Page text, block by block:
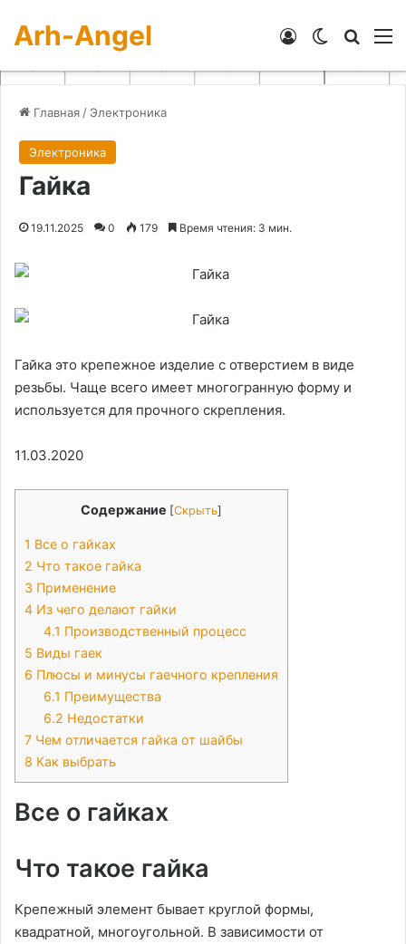
Arh-Angel Switch skin
Войти
Главная / Электроника
Электроника
Гайка
19.11.2025 0 179 Время чтения: 3 мин.
Гайка это крепежное изделие с отверстием в виде
резьбы. Чаще всего имеет многогранную форму и
используется для прочного скрепления.
11.03.2020
Содержание [Скрыть]
1 Все о гайках
2 Что такое гайка
3 Применение
4 Из чего делают гайки
4.1 Производственный процесс
5 Виды гаек
6 Плюсы и минусы гаечного крепления
6.1 Преимущества
6.2 Недостатки
7 Чем отличается гайка от шайбы
8 Как выбрать
Все о гайках
Что такое гайка
Крепежный элемент бывает круглой формы,
квадратной, многоугольной. В зависимости от